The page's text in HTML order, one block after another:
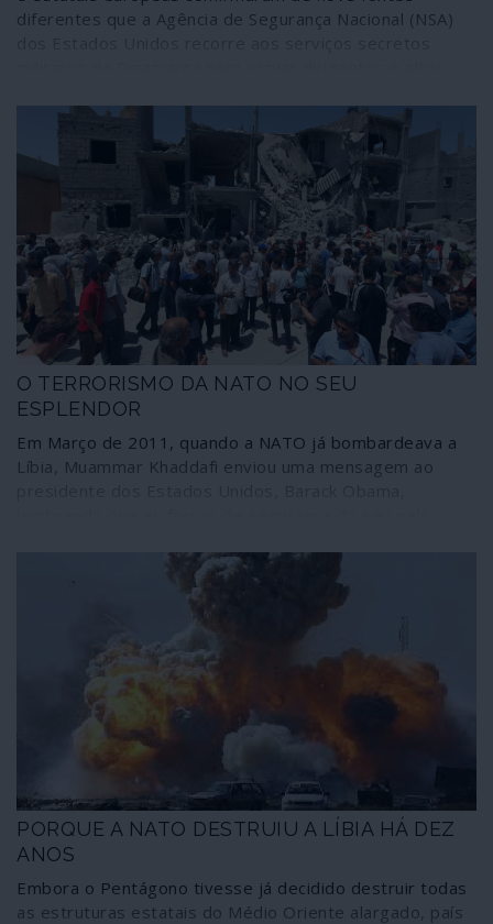
diferentes que a Agência de Segurança Nacional (NSA)
designadamente França, Alemanha, Suécia, Noruega,
Holanda e do próprio governo dinamarquês. O assunto
não é novo, obviamente, embora seja tratado como tal.
O que fica por apurar é a extensão, profundidade e
alcance deste mecanismo agora comprovado e
denunciado: a investigação incidiu sobre um documento
resultante de uma simples situação numa gigantesca e
ao mesmo tempo capilar malha de devassa.
O TERRORISMO DA NATO NO SEU
ESPLENDOR
Em Março de 2011, quando a NATO já bombardeava a
Líbia, Muammar Khaddafi enviou uma mensagem ao
nada mais”, pelo que a intervenção estrangeira “era um
risco de consequências incalculáveis no Mediterrâneo e
na Europa”. O apelo do dirigente líbio não surtiu efeito:
afinal, para as forças atlantistas a operação não era “um
risco” mas sim uma estratégia deliberada – para todos
os efeitos, uma estratégia terrorista.
PORQUE A NATO DESTRUIU A LÍBIA HÁ DEZ
ANOS
Embora o Pentágono tivesse já decidido destruir todas
as estruturas estatais do Médio Oriente alargado, país